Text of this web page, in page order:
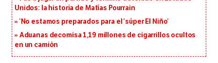
Unidos: la historia de Matías Pourrain
‘No estamos preparados para el ‘súper El Niño’
Aduanas decomisa 1,19 millones de cigarrillos ocultos
en un camión